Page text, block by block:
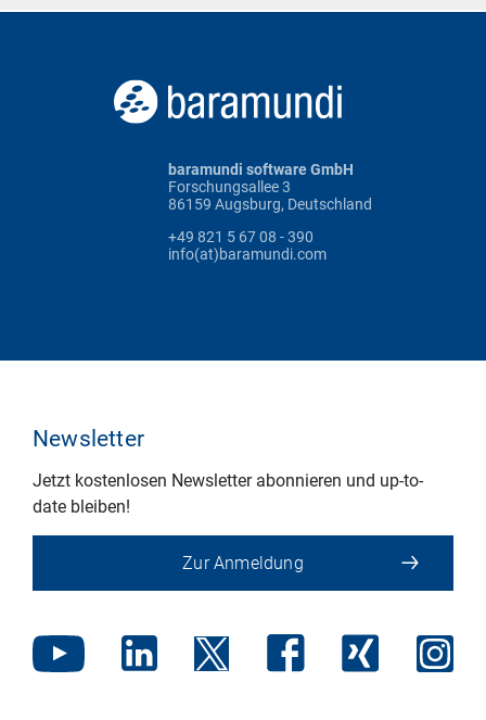
baramundi software GmbH
Forschungsallee 3
86159 Augsburg, Deutschland
+49 821 5 67 08 - 390
info(at)baramundi.com
Newsletter
Jetzt kostenlosen Newsletter abonnieren und up-to-
date bleiben!
Zur Anmeldung